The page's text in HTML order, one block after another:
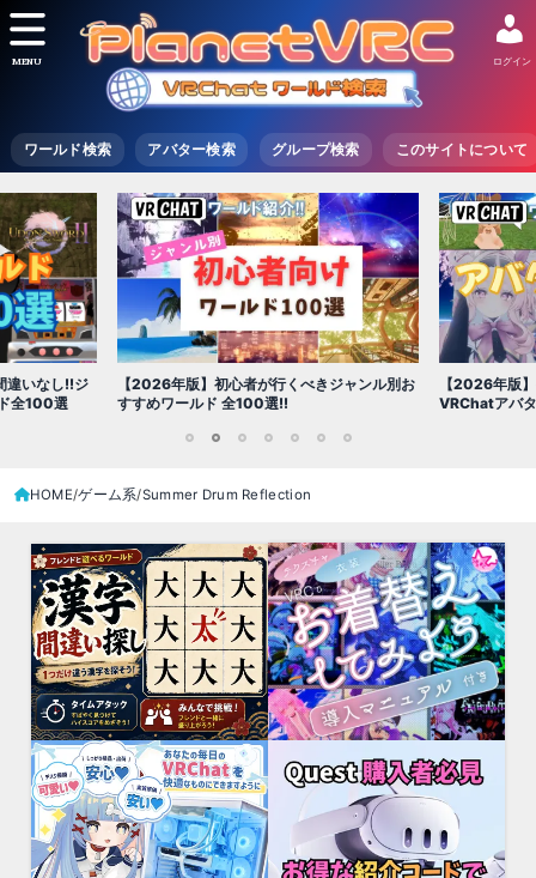
ワールド検索 アバター検索 グループ検索 このサイトについて
ログイン
MENU
ャンル別お
【2026年版】初心者必見!!無料で使える
VRChatアバター（アバターワールド紹介）
【2026年版
世界を味わえ
HOME ゲーム系 Summer Drum Reflection